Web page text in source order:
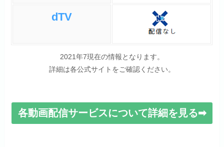
dTV
2021年7現在の情報となります。
詳細は各公式サイトをご確認ください。
各動画配信サービスについて詳細を見る➡